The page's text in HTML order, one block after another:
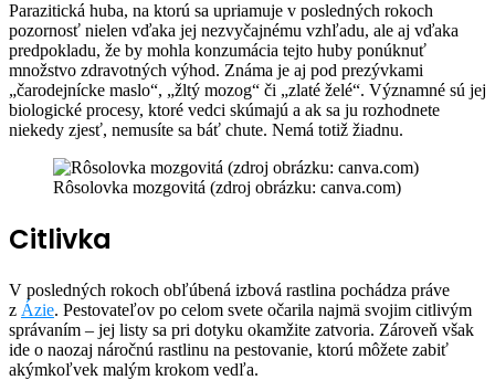
Parazitická huba, na ktorú sa upriamuje v posledných rokoch
pozornosť nielen vďaka jej nezvyčajnému vzhľadu, ale aj vďaka
predpokladu, že by mohla konzumácia tejto huby ponúknuť
množstvo zdravotných výhod. Známa je aj pod prezývkami
„čarodejnícke maslo“, „žltý mozog“ či „zlaté želé“. Významné sú jej
biologické procesy, ktoré vedci skúmajú a ak sa ju rozhodnete
niekedy zjesť, nemusíte sa báť chute. Nemá totiž žiadnu.
Rôsolovka mozgovitá (zdroj obrázku: canva.com)
Citlivka
V posledných rokoch obľúbená izbová rastlina pochádza práve
z Ázie. Pestovateľov po celom svete očarila najmä svojim citlivým
správaním – jej listy sa pri dotyku okamžite zatvoria. Zároveň však
ide o naozaj náročnú rastlinu na pestovanie, ktorú môžete zabiť
akýmkoľvek malým krokom vedľa.